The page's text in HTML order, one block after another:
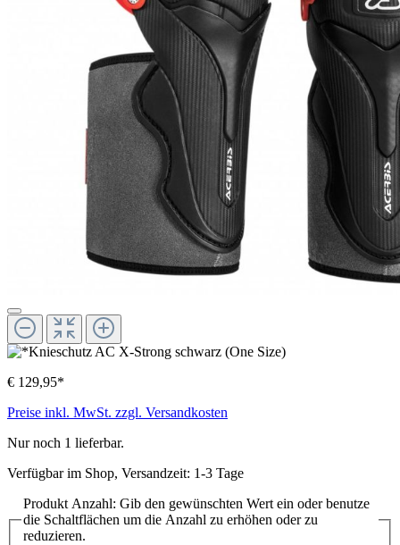
€ 129,95*
Preise inkl. MwSt. zzgl. Versandkosten
Nur noch 1 lieferbar.
Verfügbar im Shop, Versandzeit: 1-3 Tage
Produkt Anzahl: Gib den gewünschten Wert ein oder benutze
die Schaltflächen um die Anzahl zu erhöhen oder zu
reduzieren.